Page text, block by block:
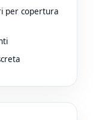
per copertura